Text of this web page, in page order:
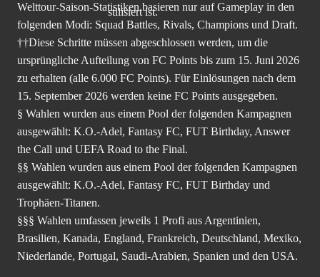
Welttour-Saison-Statistiken basieren nur auf Gameplay in den
folgenden Modi: Squad Battles, Rivals, Champions und Draft.
††Diese Schritte müssen abgeschlossen werden, um die
ursprüngliche Aufteilung von FC Points bis zum 15. Juni 2026
zu erhalten (alle 6.000 FC Points). Für Einlösungen nach dem
15. September 2026 werden keine FC Points ausgegeben.
§ Wahlen wurden aus einem Pool der folgenden Kampagnen
ausgewählt: K.O.-Adel, Fantasy FC, FUT Birthday, Answer
the Call und UEFA Road to the Final.
§§ Wahlen wurden aus einem Pool der folgenden Kampagnen
ausgewählt: K.O.-Adel, Fantasy FC, FUT Birthday und
Trophäen-Titanen.
§§§ Wahlen umfassen jeweils 1 Profi aus Argentinien,
Brasilien, Kanada, England, Frankreich, Deutschland, Mexiko,
Niederlande, Portugal, Saudi-Arabien, Spanien und den USA.